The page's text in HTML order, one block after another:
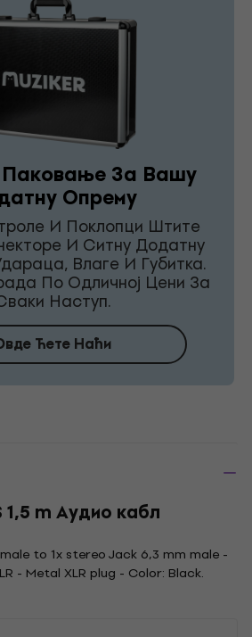
За Вашу
Опрему
И Поклопци Штите
И Ситну Додатну
Влаге И Губитка.
По Одличној Цени За
Наступ.
Ћете Наћи
1,5 m Аудио кабл
to 1x stereo Jack 6,3 mm male -
- Metal XLR plug - Color: Black.